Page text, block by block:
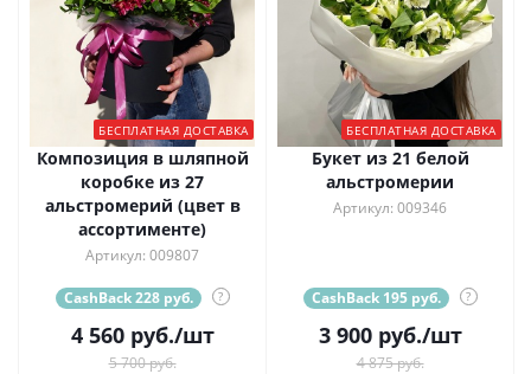
БЕСПЛАТНАЯ ДОСТАВКА
Композиция в шляпной
коробке из 27
альстромерий (цвет в
ассортименте)
Артикул: 009807
CashBack 228 руб. ?
4 560руб./шт
5 700 руб.
БЕСПЛАТНАЯ ДОСТАВКА
Букет из 21 белой
альстромерии
Артикул: 009346
CashBack 195 руб. ?
3 900руб./шт
4 875 руб.